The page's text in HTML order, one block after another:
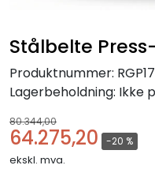
Stålbelte
Produktnummer:
Lagerbeholdning: Ikke
80.344,00
64.275,20 -20 %
ekskl. mva.